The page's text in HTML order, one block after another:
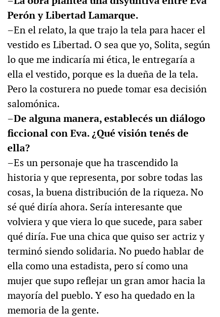
Perón y Libertad Lamarque.
–En el relato, la que trajo la tela para hacer el
vestido es Libertad. O sea que yo, Solita, según
lo que me indicaría mi ética, le entregaría a
ella el vestido, porque es la dueña de la tela.
Pero la costurera no puede tomar esa decisión
salomónica.
–De alguna manera, establecés un diálogo
ficcional con Eva. ¿Qué visión tenés de
ella?
–Es un personaje que ha trascendido la
historia y que representa, por sobre todas las
cosas, la buena distribución de la riqueza. No
sé qué diría ahora. Sería interesante que
volviera y que viera lo que sucede, para saber
qué diría. Fue una chica que quiso ser actriz y
terminó siendo solidaria. No puedo hablar de
ella como una estadista, pero sí como una
mujer que supo reflejar un gran amor hacia la
mayoría del pueblo. Y eso ha quedado en la
memoria de la gente.